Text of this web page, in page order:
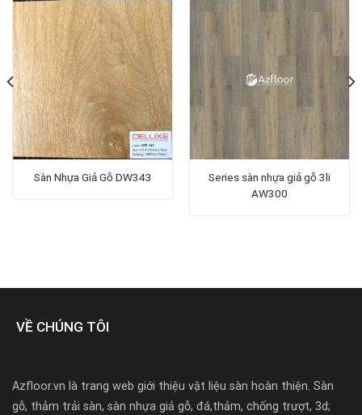
Sàn Nhựa Giả Gỗ DW343
Series sàn nhựa giả gỗ 3li
AW300
VỀ CHÚNG TÔI
Azfloor.vn là trang web giới thiệu vật liệu sàn hoàn thiện. Sàn
gỗ, thảm trải sàn, sàn nhựa giả gỗ, đá,thảm, chống trượt, 3d;